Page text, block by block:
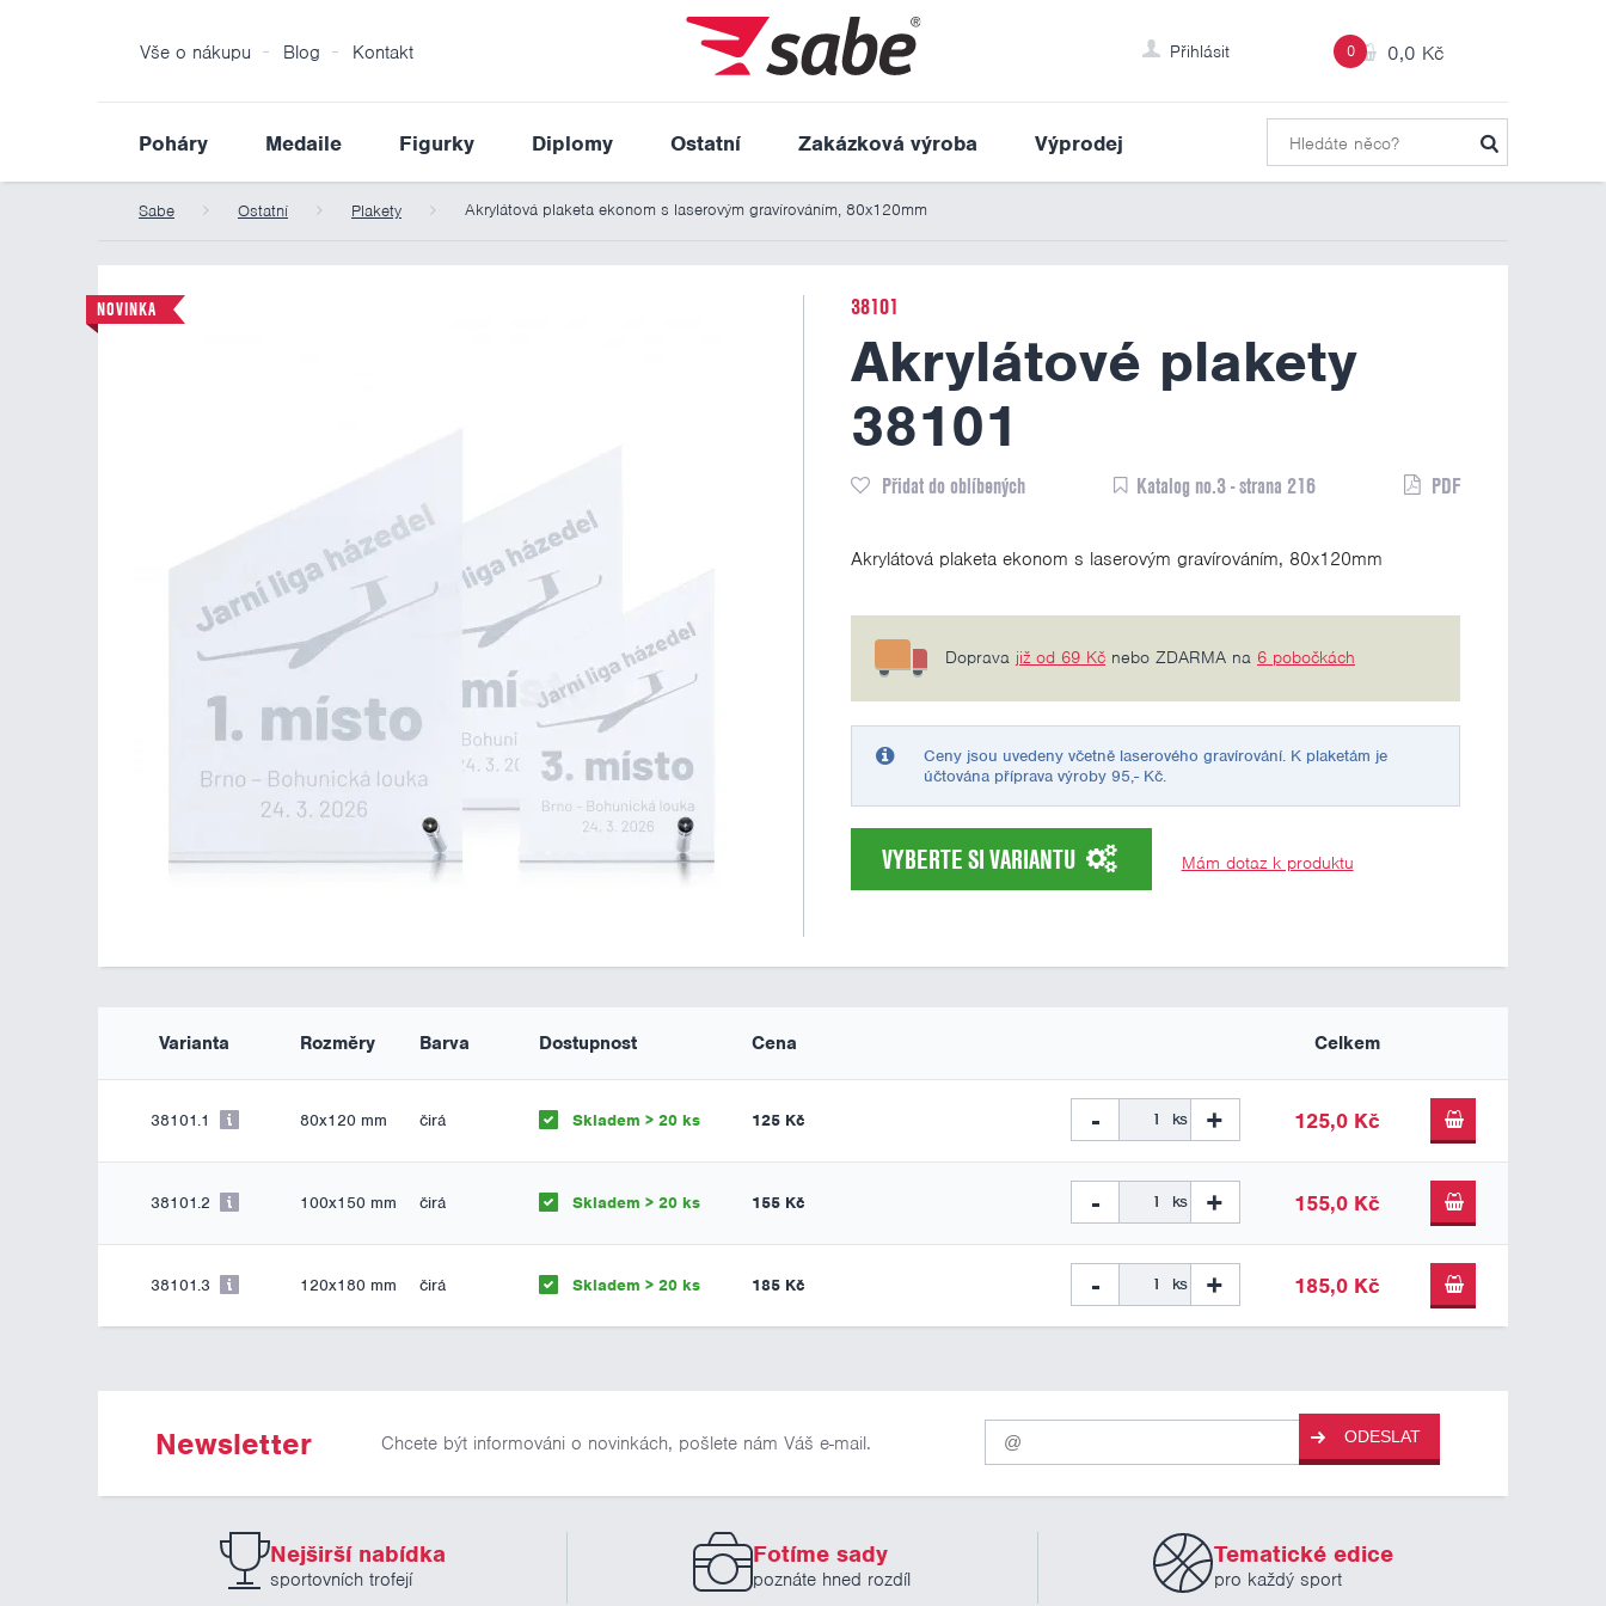
0 0,0 Kč
Přihlásit
Vše o nákupu Blog Kontakt
Poháry Medaile Figurky Diplomy Ostatní Zakázková výroba Výprodej
Sabe Ostatní Plakety Akrylátová plaketa ekonom s laserovým gravírováním, 80x120mm
NOVINKA 38101
Akrylátové plakety
38101
Přidat do oblíbených Katalog no.3 - strana 216 PDF
Akrylátová plaketa ekonom s laserovým gravírováním, 80x120mm
Doprava již od 69 Kč nebo ZDARMA na 6 pobočkách
Ceny jsou uvedeny včetně laserového gravírování. K plaketám je
účtována příprava výroby 95,- Kč.
VYBERTE SI VARIANTU Mám dotaz k produktu
Varianta Rozměry Barva Dostupnost Cena Celkem
38101.1 80x120 mm čirá Skladem > 20 ks 125 Kč - ks + 125,0 Kč
38101.2 100x150 mm čirá Skladem > 20 ks 155 Kč - ks + 155,0 Kč
38101.3 120x180 mm čirá Skladem > 20 ks 185 Kč - ks + 185,0 Kč
Newsletter Chcete být informováni o novinkách, pošlete nám Váš e-mail.
Pro
odběr
našich
novinek
ODESLAT
Nejširší nabídka
sportovních trofejí
Fotíme sady
poznáte hned rozdíl
Tematické edice
pro každý sport